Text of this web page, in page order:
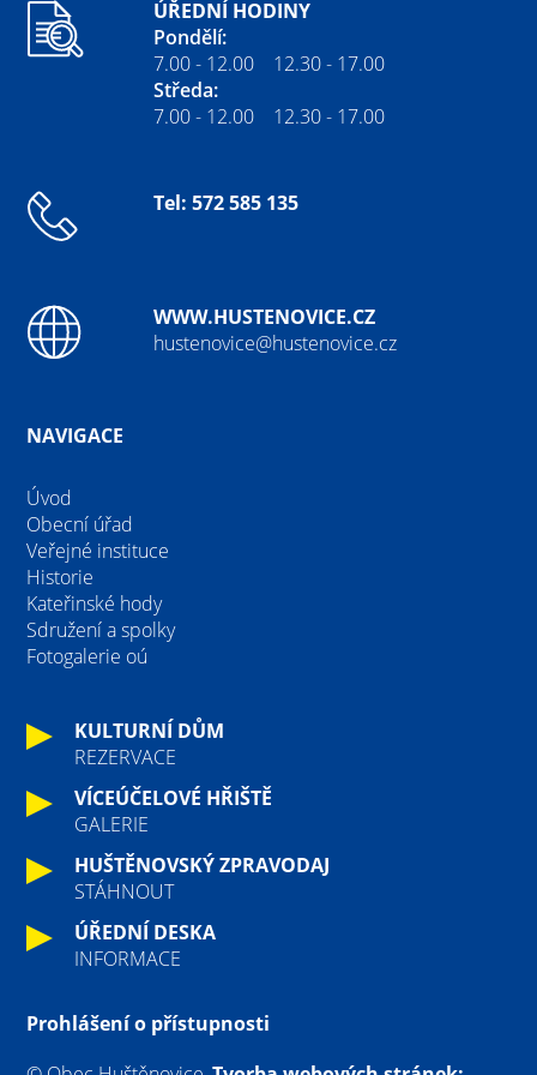
ÚŘEDNÍ HODINY
Pondělí:
7.00 - 12.00 12.30 - 17.00
Středa:
7.00 - 12.00 12.30 - 17.00
Tel: 572 585 135
WWW.HUSTENOVICE.CZ
hustenovice@hustenovice.cz
NAVIGACE
Úvod
Obecní úřad
Veřejné instituce
Historie
Kateřinské hody
Sdružení a spolky
Fotogalerie oú
KULTURNÍ DŮM
REZERVACE
VÍCEÚČELOVÉ HŘIŠTĚ
GALERIE
HUŠTĚNOVSKÝ ZPRAVODAJ
STÁHNOUT
ÚŘEDNÍ DESKA
INFORMACE
Prohlášení o přístupnosti